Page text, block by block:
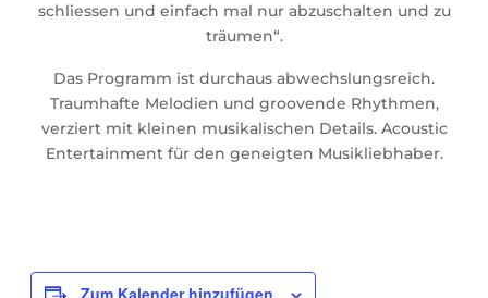
schliessen und einfach mal nur abzuschalten und zu
träumen“.
Das Programm ist durchaus abwechslungsreich.
Traumhafte Melodien und groovende Rhythmen,
verziert mit kleinen musikalischen Details. Acoustic
Entertainment für den geneigten Musikliebhaber.